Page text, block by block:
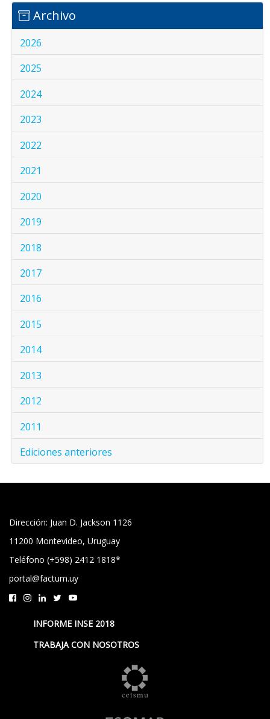
Archivo
2026
2025
2024
2023
2022
2021
2020
2019
2018
2017
2016
2015
2014
2013
2012
2011
Ediciones anteriores
Dirección: Juan D. Jackson 1126
11200 Montevideo, Uruguay
Teléfono (+598) 2412 1818*
portal@factum.uy
INFORME INSE 2018
TRABAJA CON NOSOTROS